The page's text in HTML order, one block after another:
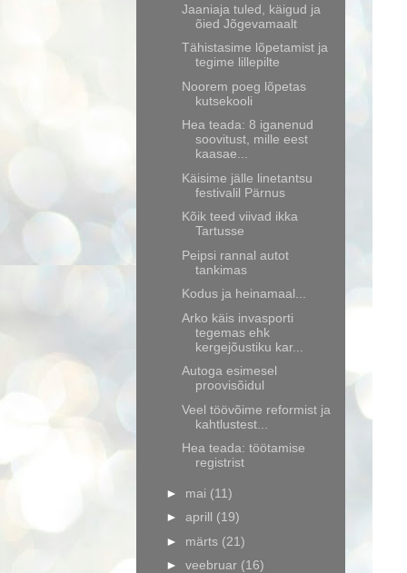
Jaaniaja tuled, käigud ja
õied Jõgevamaalt
Tähistasime lõpetamist ja
tegime lillepilte
Noorem poeg lõpetas
kutsekooli
Hea teada: 8 iganenud
soovitust, mille eest
kaasae...
Käisime jälle linetantsu
festivalil Pärnus
Kõik teed viivad ikka
Tartusse
Peipsi rannal autot
tankimas
Kodus ja heinamaal...
Arko käis invasporti
tegemas ehk
kergejõustiku kar...
Autoga esimesel
proovisõidul
Veel töövõime reformist ja
kahtlustest...
Hea teada: töötamise
registrist
► mai (11)
► aprill (19)
► märts (21)
► veebruar (16)